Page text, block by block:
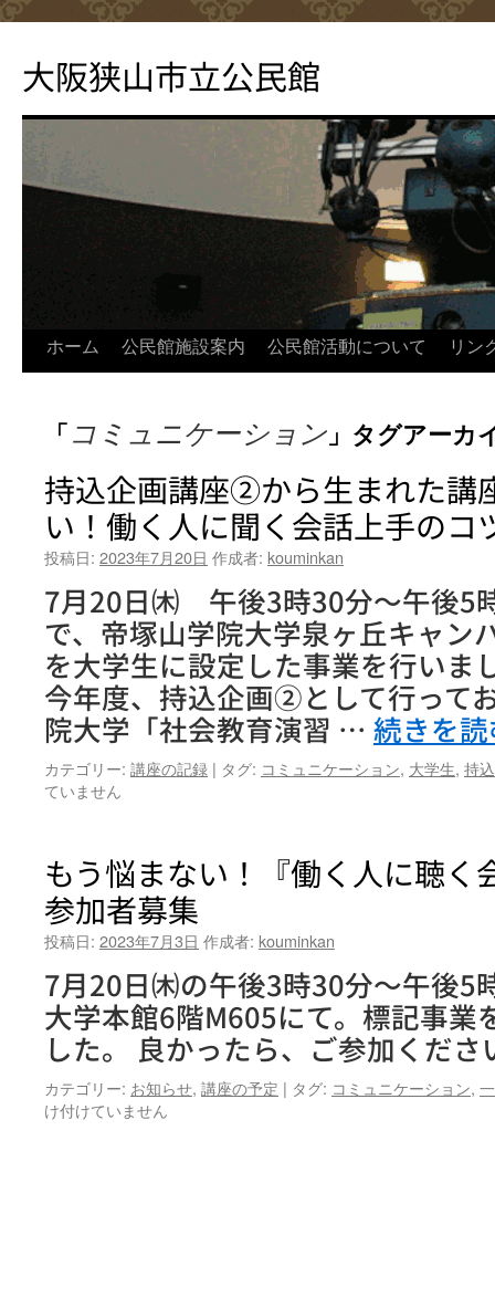
テ
ン
ッ
大阪狭山市立公民館
ホーム 公民館施設案内 公民館活動について リン
「コミュニケーション 」タグアーカ
持込企画講座②から生まれた講
い！働く人に聞く会話上手のコ
投稿日: 2023年7月20日 作成者: kouminkan
7月20日㈭ 午後3時30分～午後5
で、帝塚山学院大学泉ヶ丘キャン
を大学生に設定した事業を行いま
今年度、持込企画②として行って
院大学「社会教育演習 … 続きを
カテゴリー: 講座の記録 | タグ: コミュニケーション, 大学生, 持
ていません
もう悩まない！『働く人に聴く
参加者募集
投稿日: 2023年7月3日 作成者: kouminkan
7月20日㈭の午後3時30分～午後5
大学本館6階M605にて。標記事業
した。 良かったら、ご参加くださ
カテゴリー: お知らせ, 講座の予定 | タグ: コミュニケーション,
け付けていません